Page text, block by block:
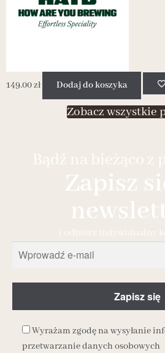
149.00zł Dodaj do koszyka
Zobacz wszystkie
Bądź na bieżąco z
Zapisz
i odbierz indywidualny
Wyrażam zgodę na wysyłanie
przetwarzanie danych osobowych